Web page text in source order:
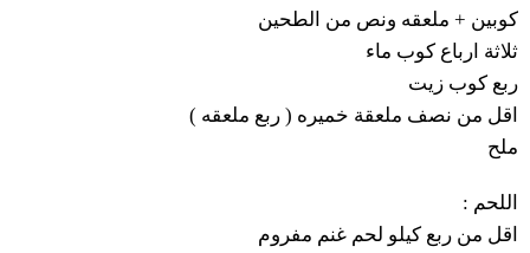
كوبين + ملعقه ونص من الطحين
ثلاثة ارباع كوب ماء
ربع كوب زيت
اقل من نصف ملعقة خميره ( ربع ملعقه )
ملح
اللحم :
اقل من ربع كيلو لحم غنم مفروم